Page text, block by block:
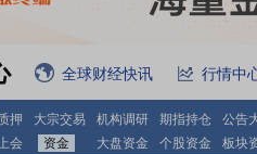
全球财经快讯 行情中
押 大宗交易 机构调研 期指持仓
公告
会 资金 大盘资金 个股资金 板块